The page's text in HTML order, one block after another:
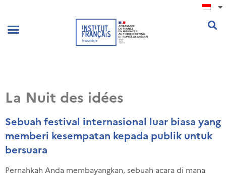
La Nuit des idées
Sebuah festival internasional luar biasa yang
memberi kesempatan kepada publik untuk
bersuara
Pernahkah Anda membayangkan, sebuah acara di mana